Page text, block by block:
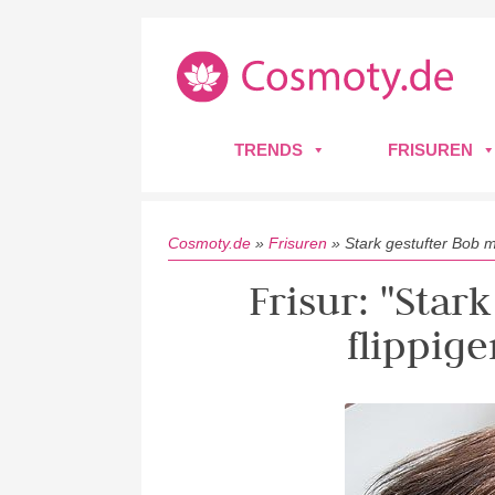
TRENDS FRISUREN
Cosmoty.de » Frisuren » Stark gestufter Bob
Frisur: